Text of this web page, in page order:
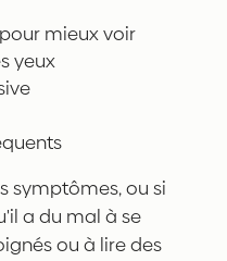
mieux voir
yeux
symptômes, ou si
a du mal à se
ou à lire des